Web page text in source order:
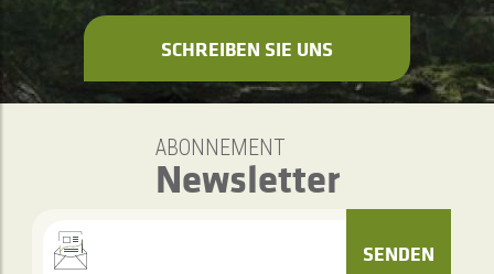
SCHREIBEN SIE UNS
ABONNEMENT
Newsletter
SENDEN